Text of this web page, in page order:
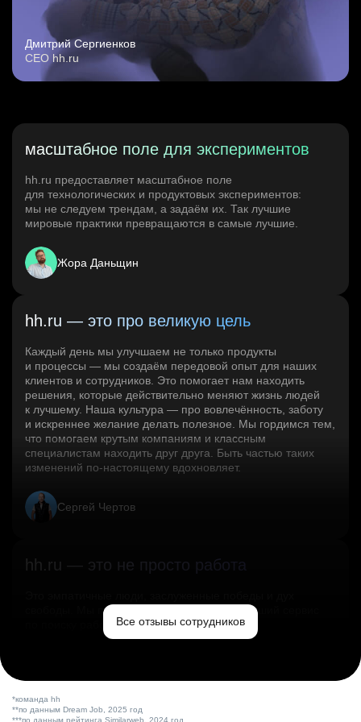
Дмитрий Сергиенков
CEO hh.ru
масштабное поле для экспериментов
hh.ru предоставляет масштабное поле
для технологических и продуктовых экспериментов:
мы не следуем трендам, а задаём их. Так лучшие
мировые практики превращаются в самые лучшие.
Жора Даньщин
hh.ru — это про великую цель
Каждый день мы улучшаем не только продукты
и процессы — мы создаём передовой опыт для наших
клиентов и сотрудников. Это помогает нам находить
решения, которые действительно меняют жизнь людей
к лучшему. Наша культура — про вовлечённость, заботу
и искреннее желание делать полезное. Мы гордимся тем,
что помогаем крутым компаниям и классным
специалистам находить друг друга. Быть частью таких
изменений по‑настоящему вдохновляет.
Сергей Чертов
hh.ru — это не просто работа
свободы. Мы помогаем миру и создаём лучший сервис
по поиску работы в стране.Все отзывы сотрудников
*команда hh
**по данным Dream Job, 2025 год
***по данным рейтинга Similarweb, 2024 год